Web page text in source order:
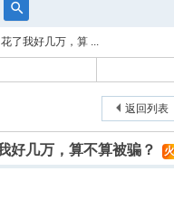
搜
索
了我好几万，算 ...
返回列表
好几万，算不算被骗？ 火